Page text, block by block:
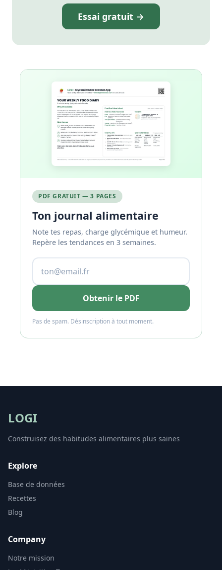
Essai gratuit →
PDF GRATUIT — 3 PAGES
Ton journal alimentaire
Note tes repas, charge glycémique et humeur.
Repère les tendances en 3 semaines.
Obtenir le PDF
Pas de spam. Désinscription à tout moment.
LOGI
Construisez des habitudes alimentaires plus saines
Explore
Base de données
Recettes
Blog
Company
Notre mission